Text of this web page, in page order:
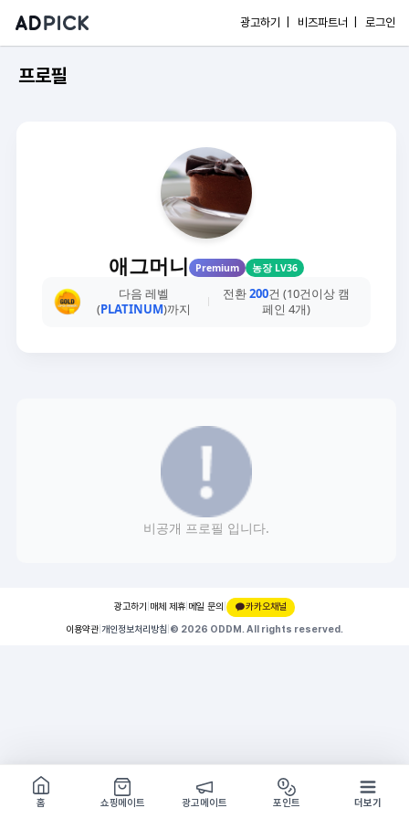
광고하기 | 비즈파트너 | 로그인
프로필
애그머니 Premium 농장 LV36
다음 레벨
(PLATINUM)까지
전환200건 (10건이상 캠
페인 4개)
비공개 프로필 입니다.
광고하기 매체 제휴 메일 문의 |
카카오채널
이용약관 개인정보처리방침 © 2026 ODDM. All rights reserved.
쇼핑몰 구경하기
방문시 1G
홈
쇼핑메이트 광고메이트 포인트 더보기